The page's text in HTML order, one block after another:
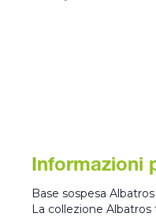
Informazioni
Base sospesa
La collezione